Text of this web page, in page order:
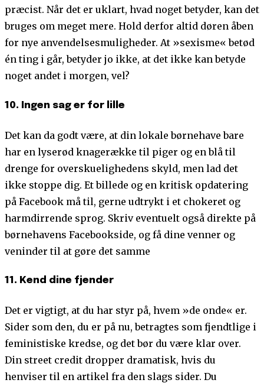
præcist. Når det er uklart, hvad noget betyder, kan det
bruges om meget mere. Hold derfor altid døren åben
for nye anvendelsesmuligheder. At »sexisme« betød
én ting i går, betyder jo ikke, at det ikke kan betyde
noget andet i morgen, vel?
10. Ingen sag er for lille
Det kan da godt være, at din lokale børnehave bare
har en lyserød knagerække til piger og en blå til
drenge for overskuelighedens skyld, men lad det
ikke stoppe dig. Et billede og en kritisk opdatering
på Facebook må til, gerne udtrykt i et chokeret og
harmdirrende sprog. Skriv eventuelt også direkte på
børnehavens Facebookside, og få dine venner og
veninder til at gøre det samme
11. Kend dine fjender
Det er vigtigt, at du har styr på, hvem »de onde« er.
Sider som den, du er på nu, betragtes som fjendtlige i
feministiske kredse, og det bør du være klar over.
Din street credit dropper dramatisk, hvis du
henviser til en artikel fra den slags sider. Du